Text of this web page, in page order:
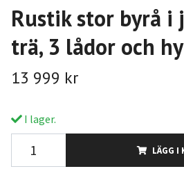
Rustik stor byrå i
trä, 3 lådor och
13 999 kr
I lager.
LÄGG I